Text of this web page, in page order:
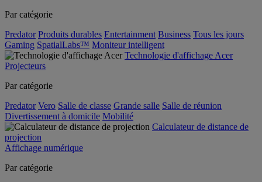
Par catégorie
Predator Produits durables Entertainment Business Tous les jours
Gaming SpatialLabs™ Moniteur intelligent
Technologie d'affichage Acer
Projecteurs
Par catégorie
Predator Vero Salle de classe Grande salle Salle de réunion
Divertissement à domicile Mobilité
Calculateur de distance de
projection
Affichage numérique
Par catégorie